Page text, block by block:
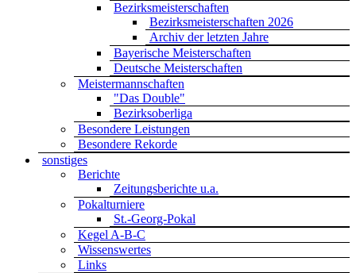
Bezirksmeisterschaften
Bezirksmeisterschaften 2026
Archiv der letzten Jahre
Bayerische Meisterschaften
Deutsche Meisterschaften
Meistermannschaften
"Das Double"
Bezirksoberliga
Besondere Leistungen
Besondere Rekorde
sonstiges
Berichte
Zeitungsberichte u.a.
Pokalturniere
St.-Georg-Pokal
Kegel A-B-C
Wissenswertes
Links